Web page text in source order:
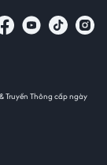
Truyền Thông cấp ngày